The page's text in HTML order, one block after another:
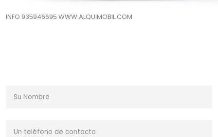
INFO 935946695 WWW.ALQUIMOBIL.COM